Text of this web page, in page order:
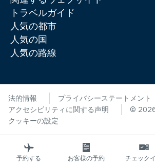
トラベルガイド
人気の都市
人気の国
人気の路線
法的情報
プライバシーステートメント
アクセシビリティに関する声明
©
クッキーの設定
予約する お客様の予約 チェック